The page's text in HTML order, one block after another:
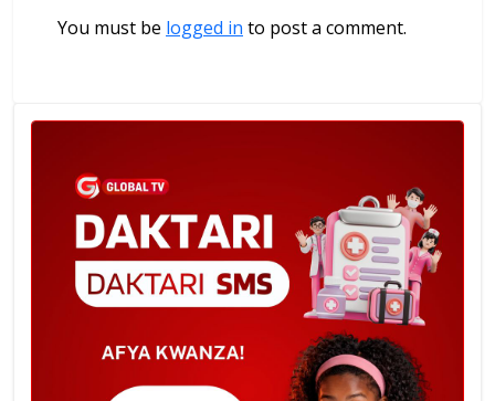
You must be logged in to post a comment.